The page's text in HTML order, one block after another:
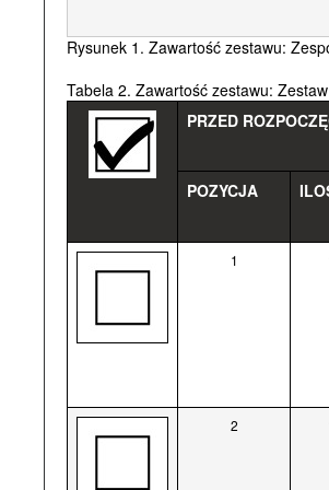
Rysunek 1. Zawartość zestawu:
Tabela 2. Zawartość zestawu:
PRZED
POZYCJA
1
2